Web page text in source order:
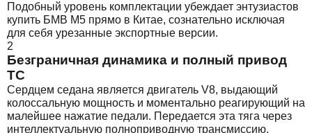
Подобный уровень комплектации убеждает энтузиастов
купить БМВ М5 прямо в Китае, сознательно исключая
для себя урезанные экспортные версии.
2
Безграничная динамика и полный привод
ТС
Сердцем седана является двигатель V8, выдающий
колоссальную мощность и моментально реагирующий на
малейшее нажатие педали. Передается эта тяга через
интеллектуальную полноприводную трансмиссию,